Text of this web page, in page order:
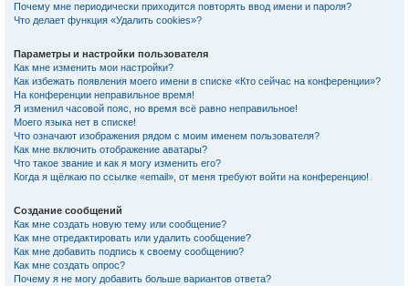
Почему мне периодически приходится повторять ввод имени и пароля?
Что делает функция «Удалить cookies»?
Параметры и настройки пользователя
Как мне изменить мои настройки?
Как избежать появления моего имени в списке «Кто сейчас на конференции»?
На конференции неправильное время!
Я изменил часовой пояс, но время всё равно неправильное!
Моего языка нет в списке!
Что означают изображения рядом с моим именем пользователя?
Как мне включить отображение аватары?
Что такое звание и как я могу изменить его?
Когда я щёлкаю по ссылке «email», от меня требуют войти на конференцию!
Создание сообщений
Как мне создать новую тему или сообщение?
Как мне отредактировать или удалить сообщение?
Как мне добавить подпись к своему сообщению?
Как мне создать опрос?
Почему я не могу добавить больше вариантов ответа?